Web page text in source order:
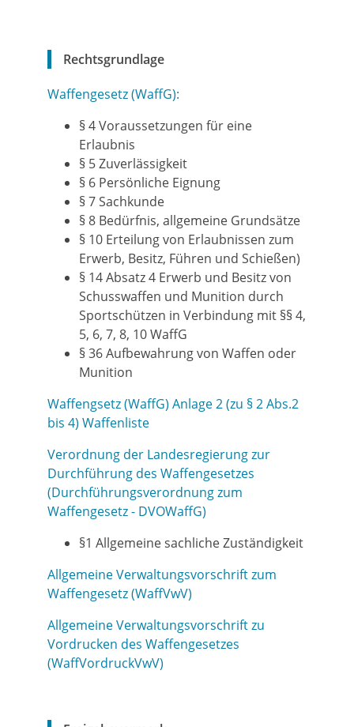
Rechtsgrundlage
Waffengesetz (WaffG):
§ 4 Voraussetzungen für eine
Erlaubnis
§ 5 Zuverlässigkeit
§ 6 Persönliche Eignung
§ 7 Sachkunde
§ 8 Bedürfnis, allgemeine Grundsätze
§ 10 Erteilung von Erlaubnissen zum
Erwerb, Besitz, Führen und Schießen)
§ 14 Absatz 4 Erwerb und Besitz von
Schusswaffen und Munition durch
Sportschützen in Verbindung mit §§ 4,
5, 6, 7, 8, 10 WaffG
§ 36 Aufbewahrung von Waffen oder
Munition
Waffengsetz (WaffG) Anlage 2 (zu § 2 Abs.2
bis 4) Waffenliste
Verordnung der Landesregierung zur
Durchführung des Waffengesetzes
(Durchführungsverordnung zum
Waffengesetz - DVOWaffG)
§1 Allgemeine sachliche Zuständigkeit
Allgemeine Verwaltungsvorschrift zum
Waffengesetz (WaffVwV)
Allgemeine Verwaltungsvorschrift zu
Vordrucken des Waffengesetzes
(WaffVordruckVwV)